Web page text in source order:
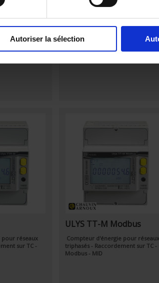
Autoriser la sélection
Boucles de
intégré,
ULYS TD80-M Modbus
Compteur d'énergie pour réseaux
triphasés - Raccordement direct
jusque 80 A - Modbus - MID
réseaux
sur TC -
ULYS TT-M Modbus
Compteur d'énergie pour réseaux
triphasés - Raccordement sur TC -
Modbus - MID